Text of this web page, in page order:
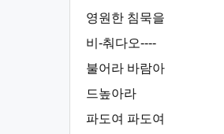
영원한 침묵을
비-춰다오----
불어라 바람아
드높아라
파도여 파도여